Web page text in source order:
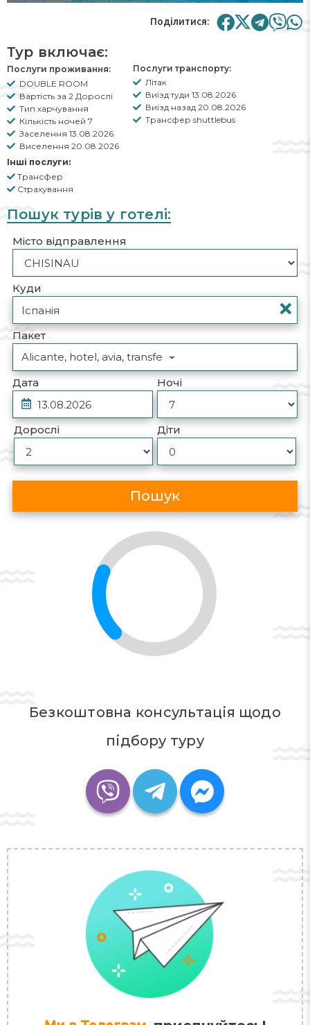
Поділитися:
Тур включає:
Послуги проживання:
DOUBLE ROOM
Вартість за 2 Дорослі
Тип харчування
Кількість ночей 7
Заселення 13.08.2026
Виселення 20.08.2026
Інші послуги:
Трансфер
Страхування
Послуги транспорту:
Літак
Виїзд туди 13.08.2026
Виїзд назад 20.08.2026
Трансфер shuttlebus
Пошук турів у готелі:
Місто відправлення
Куди
Пакет
Alicante, hotel, avia, transfe
Дата
Ночі
Дорослі Діти
Пошук
Безкоштовна консультація щодо
підбору туру